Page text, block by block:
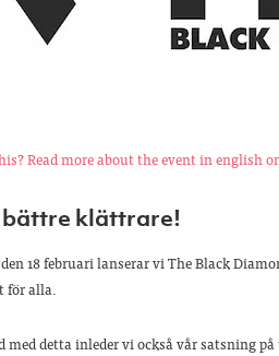
Read more about the event in english
bättre klättrare!
18 februari lanserar vi The Black
för alla.
med detta inleder vi också vår satsning